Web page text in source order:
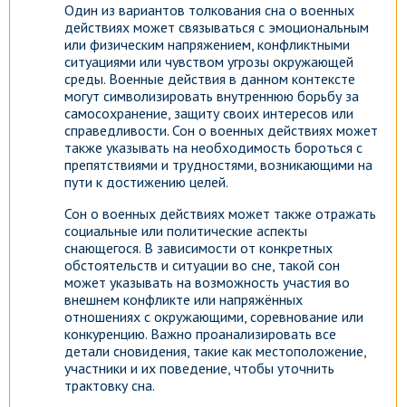
Один из вариантов толкования сна о военных
действиях может связываться с эмоциональным
или физическим напряжением, конфликтными
ситуациями или чувством угрозы окружающей
среды. Военные действия в данном контексте
могут символизировать внутреннюю борьбу за
самосохранение, защиту своих интересов или
справедливости. Сон о военных действиях может
также указывать на необходимость бороться с
препятствиями и трудностями, возникающими на
пути к достижению целей.
Сон о военных действиях может также отражать
социальные или политические аспекты
снающегося. В зависимости от конкретных
обстоятельств и ситуации во сне, такой сон
может указывать на возможность участия во
внешнем конфликте или напряжённых
отношениях с окружающими, соревнование или
конкуренцию. Важно проанализировать все
детали сновидения, такие как местоположение,
участники и их поведение, чтобы уточнить
трактовку сна.